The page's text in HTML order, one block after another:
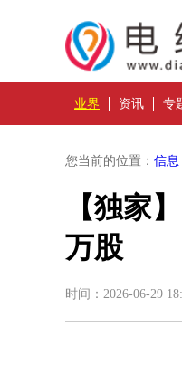
业界 资讯 专
您当前的位置： 信息
【独家
万股
时间：2026-06-29